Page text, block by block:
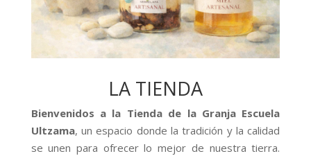
LA TIENDA
Bienvenidos a la Tienda de la Granja Escuela
Ultzama, un espacio donde la tradición y la calidad
se unen para ofrecer lo mejor de nuestra tierra.